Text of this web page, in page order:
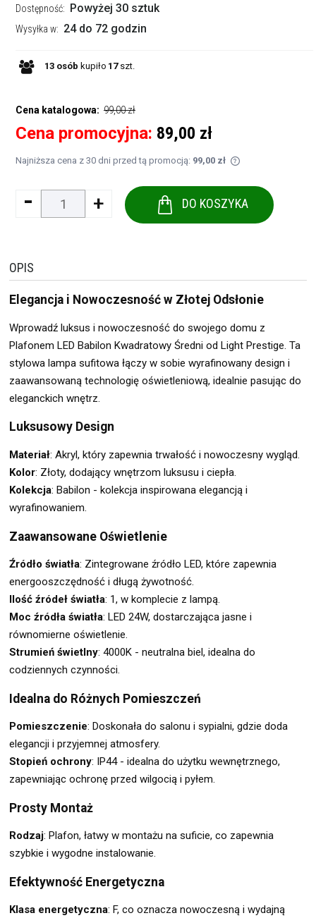
Dostępność: Powyżej 30 sztuk
Wysyłka w: 24 do 72 godzin
13 osób kupiło 17 szt.
Cena katalogowa: 99,00 zł
Cena promocyjna: 89,00 zł
Najniższa cena z 30 dni przed tą promocją: 99,00 zł
Jeżeli produkt
30 dni,
momentu, kiedy
- + DO KOSZYKA
OPIS
Elegancja i Nowoczesność w Złotej Odsłonie
Wprowadź luksus i nowoczesność do swojego domu z
Plafonem LED Babilon Kwadratowy Średni od Light Prestige. Ta
stylowa lampa sufitowa łączy w sobie wyrafinowany design i
zaawansowaną technologię oświetleniową, idealnie pasując do
eleganckich wnętrz.
Luksusowy Design
Materiał: Akryl, który zapewnia trwałość i nowoczesny wygląd.
Kolor: Złoty, dodający wnętrzom luksusu i ciepła.
Kolekcja: Babilon - kolekcja inspirowana elegancją i
wyrafinowaniem.
Zaawansowane Oświetlenie
Źródło światła: Zintegrowane źródło LED, które zapewnia
energooszczędność i długą żywotność.
Ilość źródeł światła: 1, w komplecie z lampą.
Moc źródła światła: LED 24W, dostarczająca jasne i
równomierne oświetlenie.
Strumień świetlny: 4000K - neutralna biel, idealna do
codziennych czynności.
Idealna do Różnych Pomieszczeń
Pomieszczenie: Doskonała do salonu i sypialni, gdzie doda
elegancji i przyjemnej atmosfery.
Stopień ochrony: IP44 - idealna do użytku wewnętrznego,
zapewniając ochronę przed wilgocią i pyłem.
Prosty Montaż
Rodzaj: Plafon, łatwy w montażu na suficie, co zapewnia
szybkie i wygodne instalowanie.
Efektywność Energetyczna
Klasa energetyczna: F, co oznacza nowoczesną i wydajną